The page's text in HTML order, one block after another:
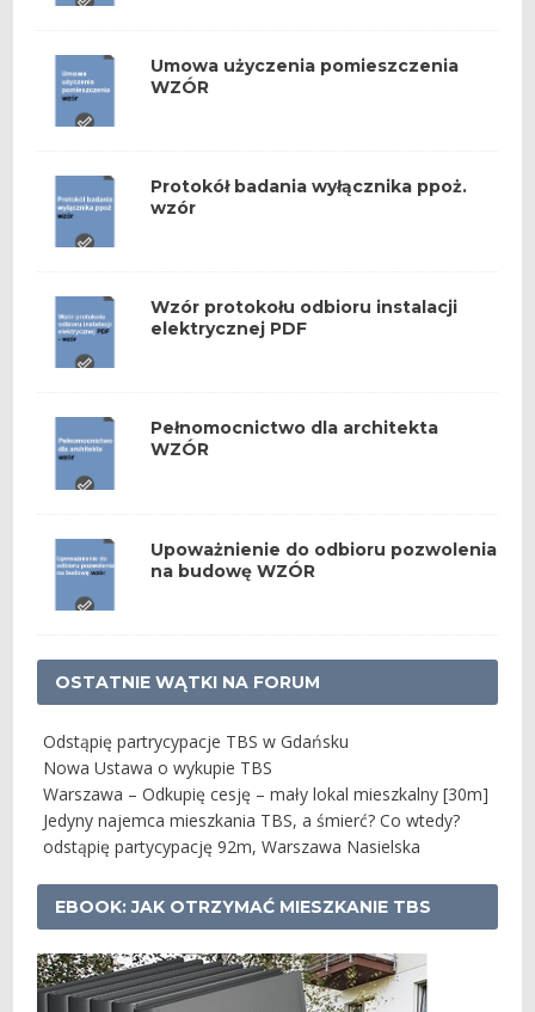
Umowa użyczenia pomieszczenia
WZÓR
Protokół badania wyłącznika ppoż.
wzór
Wzór protokołu odbioru instalacji
elektrycznej PDF
Pełnomocnictwo dla architekta
WZÓR
Upoważnienie do odbioru pozwolenia
na budowę WZÓR
OSTATNIE WĄTKI NA FORUM
Odstąpię partrycypacje TBS w Gdańsku
Nowa Ustawa o wykupie TBS
Warszawa – Odkupię cesję – mały lokal mieszkalny [30m]
Jedyny najemca mieszkania TBS, a śmierć? Co wtedy?
odstąpię partycypację 92m, Warszawa Nasielska
EBOOK: JAK OTRZYMAĆ MIESZKANIE TBS